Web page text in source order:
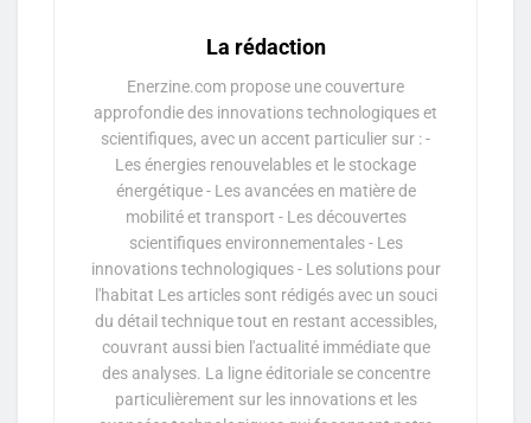
La rédaction
Enerzine.com propose une couverture
approfondie des innovations technologiques et
scientifiques, avec un accent particulier sur : -
Les énergies renouvelables et le stockage
énergétique - Les avancées en matière de
mobilité et transport - Les découvertes
scientifiques environnementales - Les
innovations technologiques - Les solutions pour
l'habitat Les articles sont rédigés avec un souci
du détail technique tout en restant accessibles,
couvrant aussi bien l'actualité immédiate que
des analyses. La ligne éditoriale se concentre
particulièrement sur les innovations et les